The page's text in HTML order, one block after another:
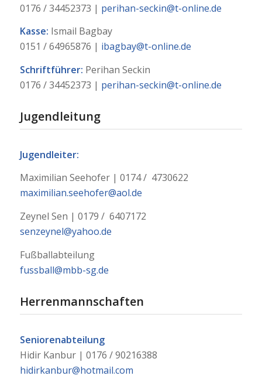
0176 / 34452373 | perihan-seckin@t-online.de
Kasse: Ismail Bagbay
0151 / 64965876 | ibagbay@t-online.de
Schriftführer: Perihan Seckin
0176 / 34452373 | perihan-seckin@t-online.de
Jugendleitung
Jugendleiter:
Maximilian Seehofer | 0174 / 4730622
maximilian.seehofer@aol.de
Zeynel Sen | 0179 / 6407172
senzeynel@yahoo.de
Fußballabteilung
fussball@mbb-sg.de
Herrenmannschaften
Seniorenabteilung
Hidir Kanbur | 0176 / 90216388
hidirkanbur@hotmail.com